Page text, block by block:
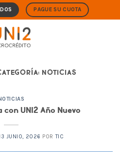
PAGUE SU CUOTA
NOTICIAS
con UNI2 Año Nuevo
JUNIO, 2026 PORTIC